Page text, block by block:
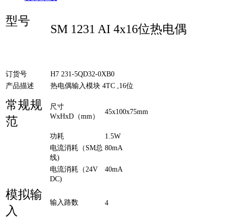
型号
SM 1231 AI 4x16位热电偶
订货号
H7 231-5QD32-0XB0
产品描述
热电偶输入模块 4TC ,16位
常规规
范
尺寸
WxHxD（mm）
45x100x75mm
功耗
1.5W
电流消耗（SM总
线)
80mA
电流消耗（24V
DC)
40mA
模拟输
入
输入路数 4